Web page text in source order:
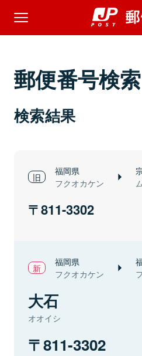
郵便番号検索
検索結果
福岡県
フクオカケン
811-3302
福岡県
フクオカケン
大石
オオイシ
811-3302